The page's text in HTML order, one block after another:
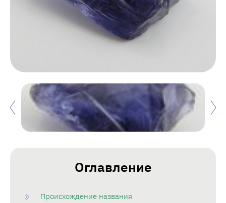
Оглавление
Происхождение названия